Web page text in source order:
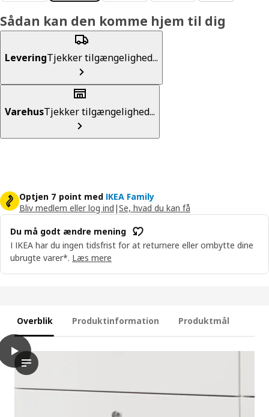
Sådan kan den komme hjem til dig
LeveringTjekker tilgængelighed...
VarehusTjekker tilgængelighed...
Optjen 7 point med IKEA Family
Bliv medlem eller log ind |Se, hvad du kan få
Du må godt ændre mening
I IKEA har du ingen tidsfrist for at returnere eller ombytte dine
ubrugte varer*. Læs mere
Overblik Produktinformation Produktmål
play
Videoen viser en demonstration af MAXIMERA-skuffen,
MAXIMERA Skuffe, høj, hvid, 40x60 cm